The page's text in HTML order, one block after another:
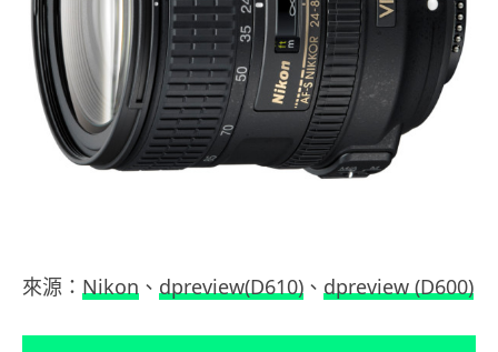
來源： Nikon 、 dpreview(D610) 、 dpreview (D600)